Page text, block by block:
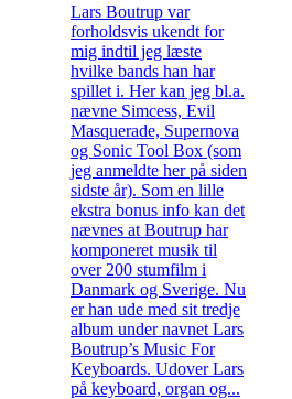
Lars Boutrup var
forholdsvis ukendt for
mig indtil jeg læste
hvilke bands han har
spillet i. Her kan jeg bl.a.
nævne Simcess, Evil
Masquerade, Supernova
og Sonic Tool Box (som
jeg anmeldte her på siden
sidste år). Som en lille
ekstra bonus info kan det
nævnes at Boutrup har
komponeret musik til
over 200 stumfilm i
Danmark og Sverige. Nu
er han ude med sit tredje
album under navnet Lars
Boutrup’s Music For
Keyboards. Udover Lars
på keyboard, organ og...